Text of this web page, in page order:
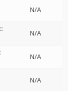
N/A
N/A
N/A
N/A